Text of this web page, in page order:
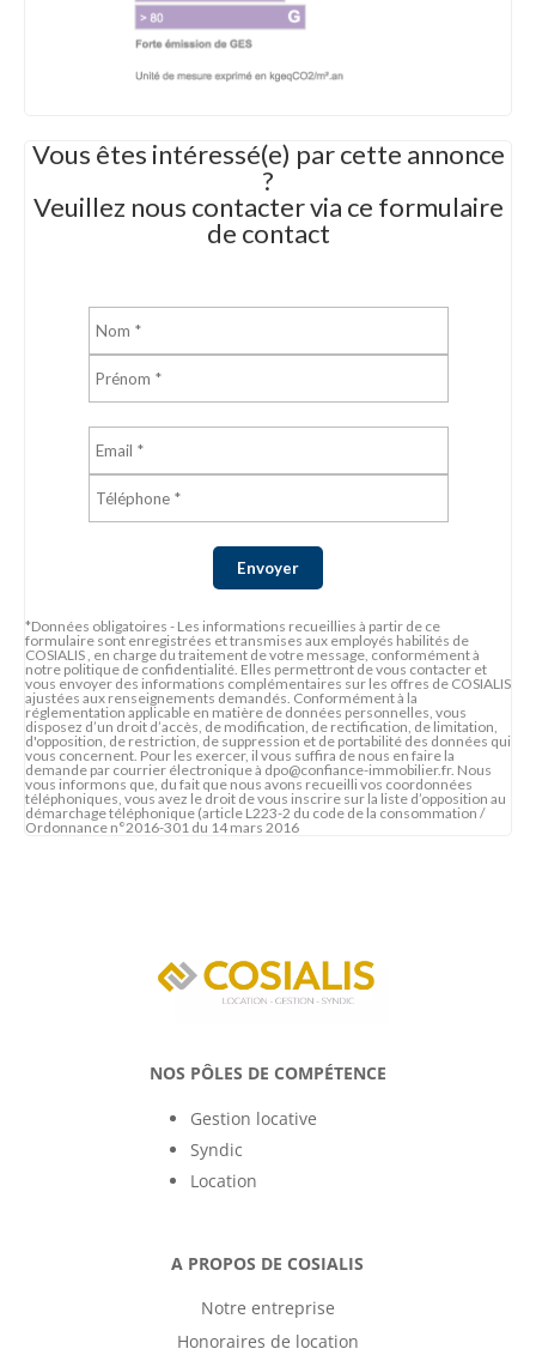
Vous êtes intéressé(e) par cette annonce
?
Veuillez nous contacter via ce formulaire
de contact
*Données obligatoires - Les informations recueillies à partir de ce
formulaire sont enregistrées et transmises aux employés habilités de
COSIALIS , en charge du traitement de votre message, conformément à
notre politique de confidentialité. Elles permettront de vous contacter et
vous envoyer des informations complémentaires sur les offres de COSIALIS
ajustées aux renseignements demandés. Conformément à la
réglementation applicable en matière de données personnelles, vous
disposez d’un droit d’accès, de modification, de rectification, de limitation,
d'opposition, de restriction, de suppression et de portabilité des données qui
vous concernent. Pour les exercer, il vous suffira de nous en faire la
demande par courrier électronique à dpo@confiance-immobilier.fr. Nous
vous informons que, du fait que nous avons recueilli vos coordonnées
téléphoniques, vous avez le droit de vous inscrire sur la liste d’opposition au
démarchage téléphonique (article L223-2 du code de la consommation /
Ordonnance n°2016-301 du 14 mars 2016
NOS PÔLES DE COMPÉTENCE
Gestion locative
Syndic
Location
A PROPOS DE COSIALIS
Notre entreprise
Honoraires de location